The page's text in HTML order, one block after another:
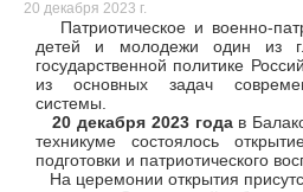
20 декабря 2023 г.
Патриотическое и военно-
детей и молодежи один из
государственной политике
из основных задач
системы.
20 декабря 2023 годав
техникуме состоялось
подготовки и патриотического
На церемонии открытия